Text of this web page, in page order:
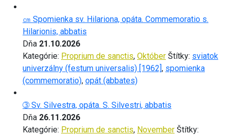
㎝ Spomienka sv. Hilariona, opáta. Commemoratio s.
Hilarionis, abbatis
Dňa 21.10.2026
Kategórie: Proprium de sanctis, Október Štítky: sviatok
univerzálny (festum universalis) [1962], spomienka
(commemoratio), opát (abbates)
➂ Sv. Silvestra, opáta. S. Silvestri, abbatis
Dňa 26.11.2026
Kategórie: Proprium de sanctis, November Štítky: